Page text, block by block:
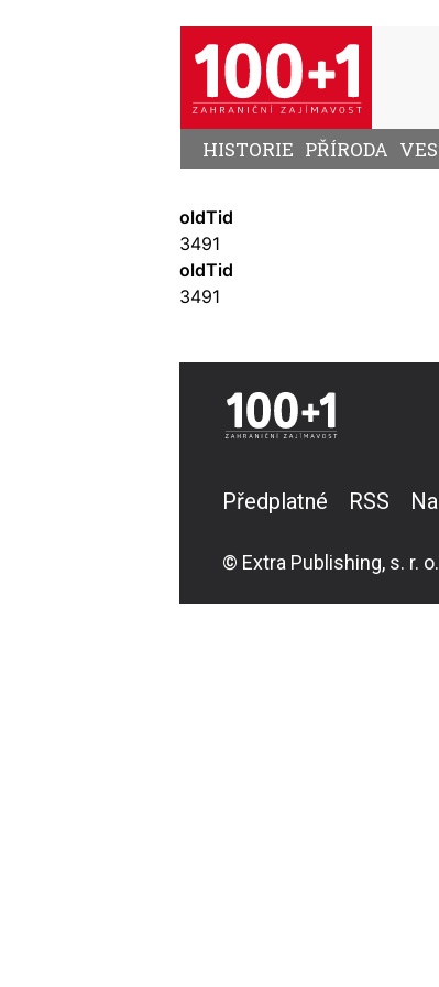
HISTORIE PŘÍRODA
oldTid
3491
oldTid
3491
Předplatné RSS
© Extra Publishing, s. r.